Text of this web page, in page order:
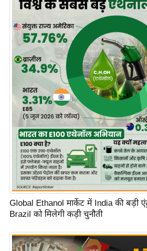
Global Ethanol मार्केट में India की बड़ी
Brazil को मिलेगी कड़ी चुनौती